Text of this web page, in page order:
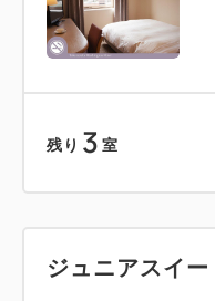
残り 3 室
ジュニアスイー